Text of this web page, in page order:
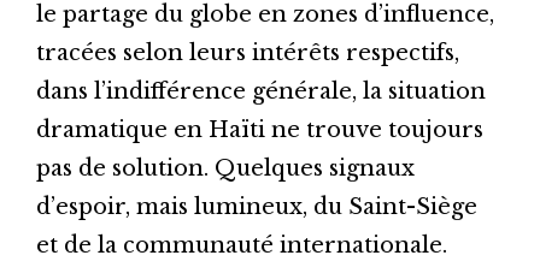
le partage du globe en zones d’influence,
tracées selon leurs intérêts respectifs,
dans l’indifférence générale, la situation
dramatique en Haïti ne trouve toujours
pas de solution. Quelques signaux
d’espoir, mais lumineux, du Saint-Siège
et de la communauté internationale.